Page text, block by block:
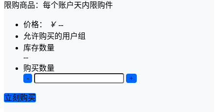
限购商品：每个账户天内 限购件
价格： ￥ --
允许购买的用户组
库存数量
--
购买数量
- +
立刻购买